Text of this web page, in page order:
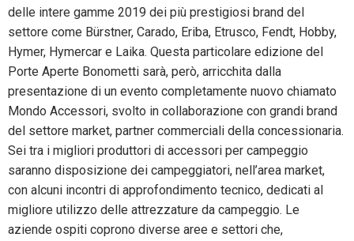
delle intere gamme 2019 dei più prestigiosi brand del
settore come Bürstner, Carado, Eriba, Etrusco, Fendt, Hobby,
Hymer, Hymercar e Laika. Questa particolare edizione del
Porte Aperte Bonometti sarà, però, arricchita dalla
presentazione di un evento completamente nuovo chiamato
Mondo Accessori, svolto in collaborazione con grandi brand
del settore market, partner commerciali della concessionaria.
Sei tra i migliori produttori di accessori per campeggio
saranno disposizione dei campeggiatori, nell’area market,
con alcuni incontri di approfondimento tecnico, dedicati al
migliore utilizzo delle attrezzature da campeggio. Le
aziende ospiti coprono diverse aree e settori che,